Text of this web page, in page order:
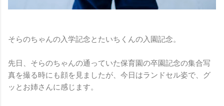
そらのちゃんの入学記念とたいちくんの入園記念。
先日、そらのちゃんの通っていた保育園の卒園記念の集合写
真を撮る時にも顔を見ましたが、今日はランドセル姿で、グ
ッとお姉さんに感じます。